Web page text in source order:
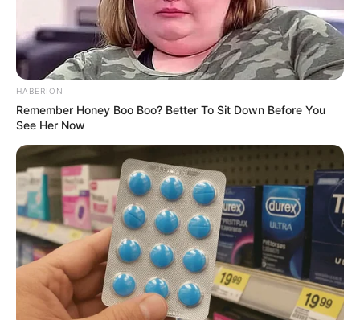
HABERION
Remember Honey Boo Boo? Better To Sit Down Before You
See Her Now